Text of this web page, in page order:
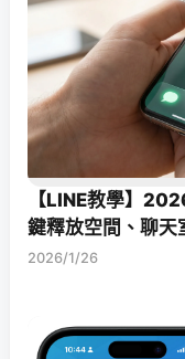
【LINE教學】
鍵釋放空間、聊
2026/1/26